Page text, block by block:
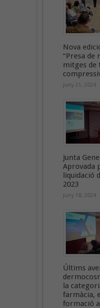
Nova
“Presa de
mitges de
juny 21, 2024
Junta
Aprovada
liquidació
2023
juny 18, 2024
Últims
la
farmàcia,
formació